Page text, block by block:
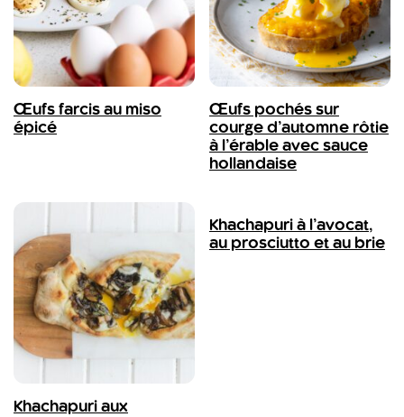
Œufs farcis au miso
épicé
Œufs pochés sur
courge d’automne rôtie
à l’érable avec sauce
hollandaise
Khachapuri aux
Khachapuri à l’avocat,
au prosciutto et au brie